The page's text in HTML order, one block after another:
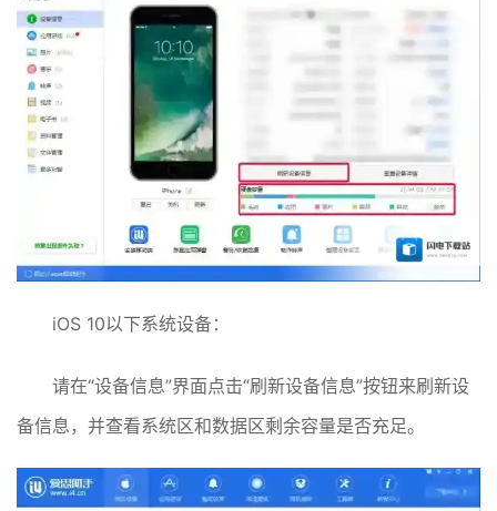
iOS 10以下系统设备：
请在“设备信息”界面点击“刷新设备信息”按钮来刷新设
备信息，并查看系统区和数据区剩余容量是否充足。